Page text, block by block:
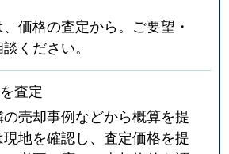
価格の査定から。ご要望・
ください。
査定
売却事例などから概算を提
地を確認し、査定価格を提